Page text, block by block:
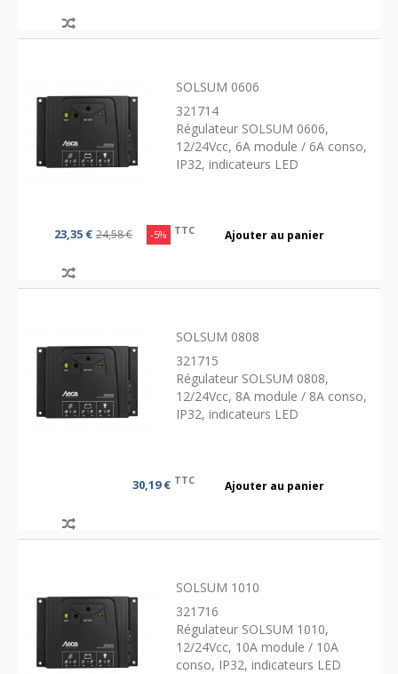
SOLSUM 0606
321714
Régulateur SOLSUM 0606,
12/24Vcc, 6A module / 6A conso,
IP32, indicateurs LED
23,35 € 24,58 € -5% TTC Ajouter au panier
SOLSUM 0808
321715
Régulateur SOLSUM 0808,
12/24Vcc, 8A module / 8A conso,
IP32, indicateurs LED
30,19 € TTC Ajouter au panier
SOLSUM 1010
321716
Régulateur SOLSUM 1010,
12/24Vcc, 10A module / 10A
conso, IP32, indicateurs LED